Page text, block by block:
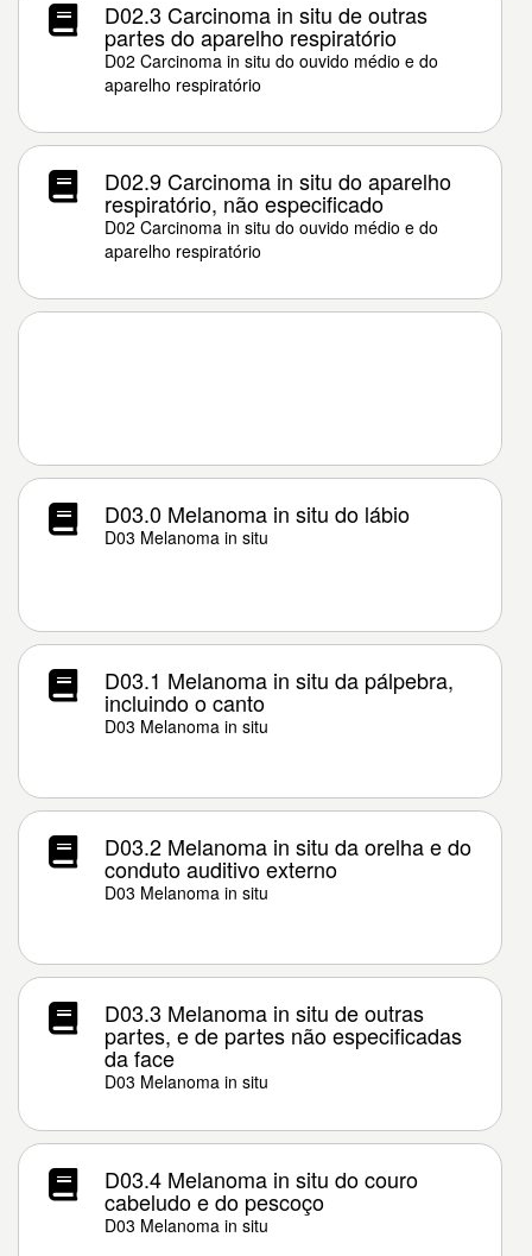
D02.3 Carcinoma in situ de outras
partes do aparelho respiratório
D02 Carcinoma in situ do ouvido médio e do
aparelho respiratório
D02.9 Carcinoma in situ do aparelho
respiratório, não especificado
D02 Carcinoma in situ do ouvido médio e do
aparelho respiratório
D03.0 Melanoma in situ do lábio
D03 Melanoma in situ
D03.1 Melanoma in situ da pálpebra,
incluindo o canto
D03 Melanoma in situ
D03.2 Melanoma in situ da orelha e do
conduto auditivo externo
D03 Melanoma in situ
D03.3 Melanoma in situ de outras
partes, e de partes não especificadas
da face
D03 Melanoma in situ
D03.4 Melanoma in situ do couro
cabeludo e do pescoço
D03 Melanoma in situ